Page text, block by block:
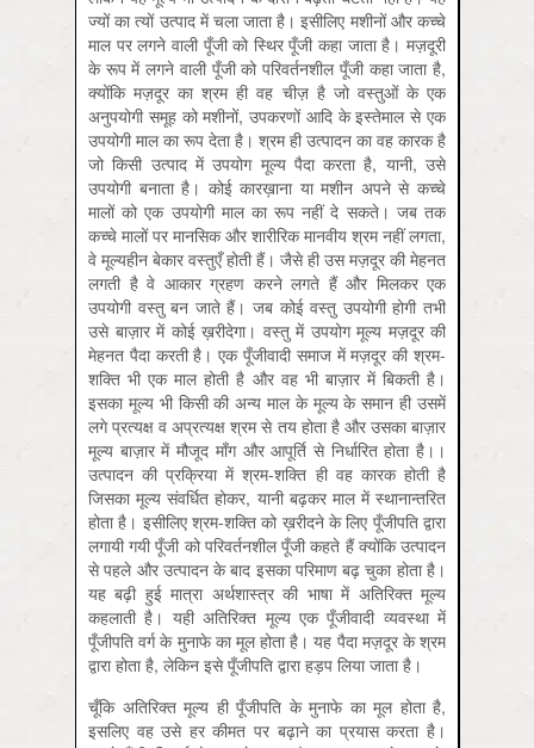
ज्यों का त्यों उत्पाद में चला जाता है। इसीलिए मशीनों और कच्चे
माल पर लगने वाली पूँजी को स्थिर पूँजी कहा जाता है। मज़दूरी
के रूप में लगने वाली पूँजी को परिवर्तनशील पूँजी कहा जाता है,
क्योंकि मज़दूर का श्रम ही वह चीज़ है जो वस्तुओं के एक
अनुपयोगी समूह को मशीनों, उपकरणों आदि के इस्तेमाल से एक
उपयोगी माल का रूप देता है। श्रम ही उत्पादन का वह कारक है
जो किसी उत्पाद में उपयोग मूल्य पैदा करता है, यानी, उसे
उपयोगी बनाता है। कोई कारख़ाना या मशीन अपने से कच्चे
मालों को एक उपयोगी माल का रूप नहीं दे सकते। जब तक
कच्चे मालों पर मानसिक और शारीरिक मानवीय श्रम नहीं लगता,
वे मूल्यहीन बेकार वस्तुएँ होती हैं। जैसे ही उस मज़दूर की मेहनत
लगती है वे आकार ग्रहण करने लगते हैं और मिलकर एक
उपयोगी वस्तु बन जाते हैं। जब कोई वस्तु उपयोगी होगी तभी
उसे बाज़ार में कोई ख़रीदेगा। वस्तु में उपयोग मूल्य मज़दूर की
मेहनत पैदा करती है। एक पूँजीवादी समाज में मज़दूर की श्रम-
शक्ति भी एक माल होती है और वह भी बाज़ार में बिकती है।
इसका मूल्‍य भी किसी की अन्‍य माल के मूल्‍य के समान ही उसमें
लगे प्रत्‍यक्ष व अप्रत्‍यक्ष श्रम से तय होता है और उसका बाज़ार
मूल्‍य बाज़ार में मौजूद माँग और आपूर्ति से निर्धारित होता है।।
उत्पादन की प्रक्रिया में श्रम-शक्ति ही वह कारक होती है
जिसका मूल्य संवर्धित होकर, यानी बढ़कर माल में स्थानान्तरित
होता है। इसीलिए श्रम-शक्ति को ख़रीदने के लिए पूँजीपति द्वारा
लगायी गयी पूँजी को परिवर्तनशील पूँजी कहते हैं क्योंकि उत्पादन
से पहले और उत्पादन के बाद इसका परिमाण बढ़ चुका होता है।
यह बढ़ी हुई मात्रा अर्थशास्त्र की भाषा में अतिरिक्त मूल्य
कहलाती है। यही अतिरिक्त मूल्य एक पूँजीवादी व्यवस्था में
पूँजीपति वर्ग के मुनाफे का मूल होता है। यह पैदा मज़दूर के श्रम
द्वारा होता है, लेकिन इसे पूँजीपति द्वारा हड़प लिया जाता है।
चूँकि अतिरिक्त मूल्य ही पूँजीपति के मुनाफे का मूल होता है,
इसलिए वह उसे हर कीमत पर बढ़ाने का प्रयास करता है।